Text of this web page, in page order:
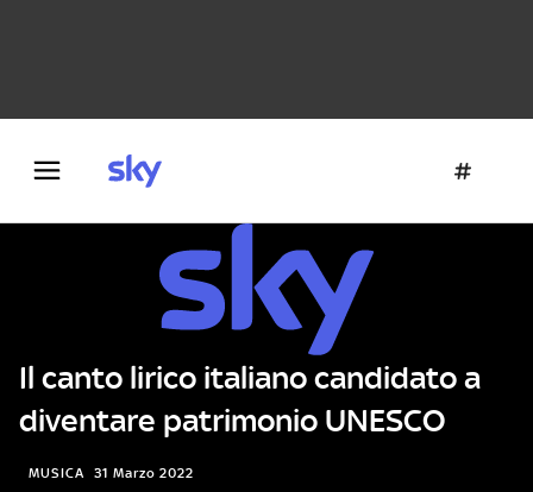
Il canto lirico italiano candidato a
diventare patrimonio UNESCO
MUSICA 31 Marzo 2022